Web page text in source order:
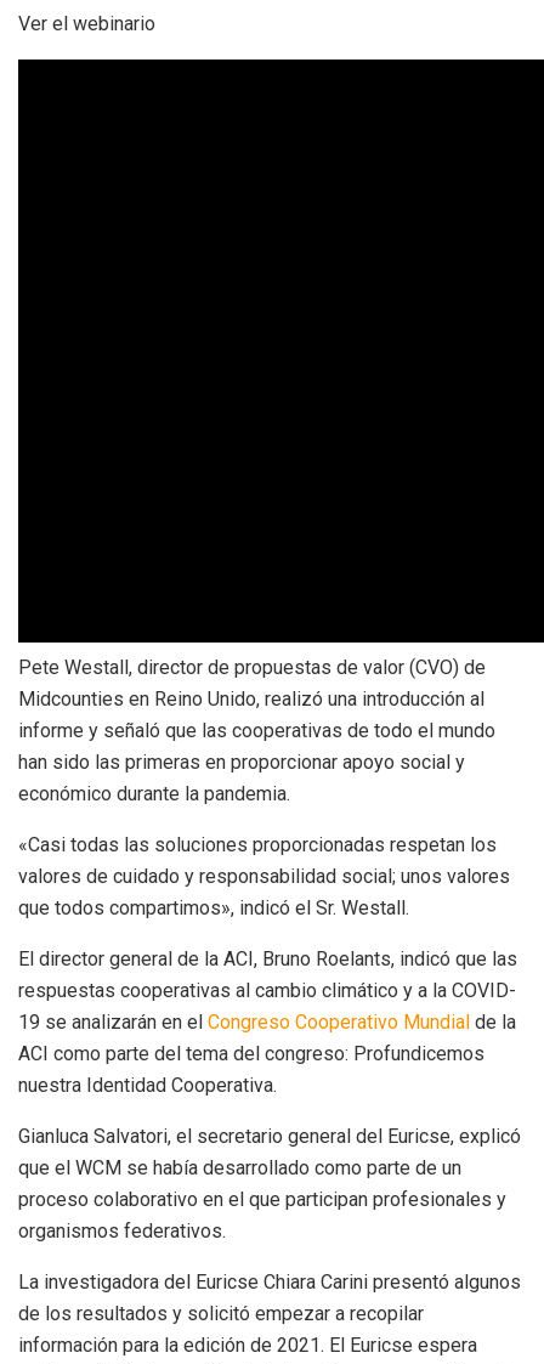
Ver el webinario
Pete Westall, director de propuestas de valor (CVO) de
Midcounties en Reino Unido, realizó una introducción al
informe y señaló que las cooperativas de todo el mundo
han sido las primeras en proporcionar apoyo social y
económico durante la pandemia.
«Casi todas las soluciones proporcionadas respetan los
valores de cuidado y responsabilidad social; unos valores
que todos compartimos», indicó el Sr. Westall.
El director general de la ACI, Bruno Roelants, indicó que las
respuestas cooperativas al cambio climático y a la COVID-
19 se analizarán en el Congreso Cooperativo Mundial de la
ACI como parte del tema del congreso: Profundicemos
nuestra Identidad Cooperativa.
Gianluca Salvatori, el secretario general del Euricse, explicó
que el WCM se había desarrollado como parte de un
proceso colaborativo en el que participan profesionales y
organismos federativos.
La investigadora del Euricse Chiara Carini presentó algunos
de los resultados y solicitó empezar a recopilar
información para la edición de 2021. El Euricse espera